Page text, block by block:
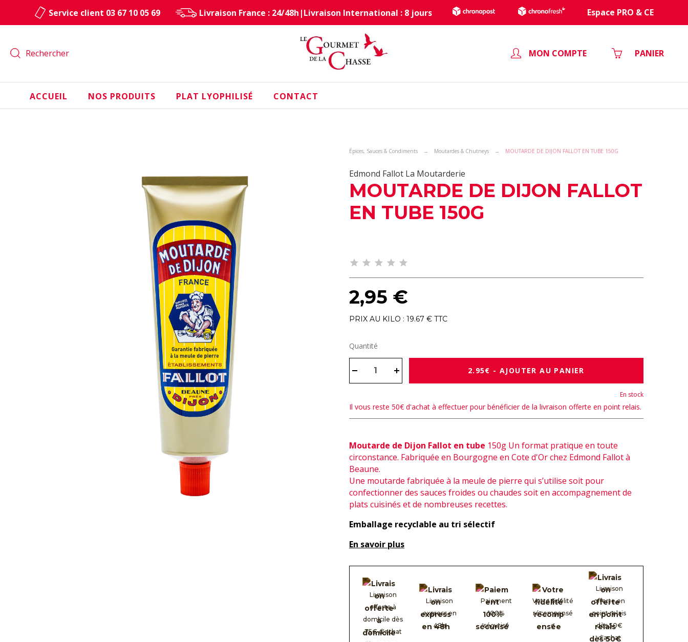
Service client 03 67 10 05 69 Livraison France : 24/48h |Livraison International : 8 jours Espace PRO & CE
Rechercher MON COMPTE PANIER
ACCUEIL NOS PRODUITS PLAT LYOPHILISÉ CONTACT
Épices, Sauces & Condiments Moutardes & Chutneys MOUTARDE DE DIJON FALLOT EN TUBE 150G
Edmond Fallot La Moutarderie
MOUTARDE DE DIJON FALLOT
EN TUBE 150G
2,95 €
PRIX AU KILO : 19.67 € TTC
Quantité
2.95€ - AJOUTER AU PANIER
En stock
Il vous reste 50€ d'achat à effectuer pour bénéficier de la livraison offerte en point relais.
Moutarde de Dijon Fallot en tube 150g Un format pratique en toute
circonstance. Fabriquée en Bourgogne en Cote d'Or chez Edmond Fallot à
Beaune.
Une moutarde fabriquée à la meule de pierre qui s’utilise soit pour
confectionner des sauces froides ou chaudes soit en accompagnement de
plats cuisinés et de nombreuses recettes.
Emballage recyclable au tri sélectif
En savoir plus
Livraison
offerte à
domicile dès
75€ d'achat
Livraison
express en
48h
Paiement
100%
sécurisé
Votre fidélité
récompensé
e
Livraison
offerte en
point relais
dès 50€
d'achat
Cookies management panel